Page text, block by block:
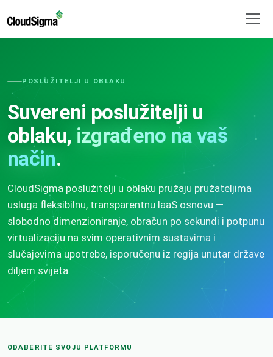
POSLUŽITELJI U OBLAKU
Suvereni poslužitelji u
oblaku, izgrađeno na vaš
način.
CloudSigma poslužitelji u oblaku pružaju pružateljima
usluga fleksibilnu, transparentnu IaaS osnovu —
slobodno dimenzioniranje, obračun po sekundi i potpunu
virtualizaciju na svim operativnim sustavima i
slučajevima upotrebe, isporučenu iz regija unutar države
diljem svijeta.
ODABERITE SVOJU PLATFORMU